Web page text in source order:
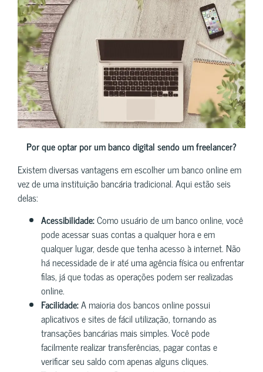
Por que optar por um banco digital sendo um freelancer?
Existem diversas vantagens em escolher um banco online em
vez de uma instituição bancária tradicional. Aqui estão seis
delas:
Acessibilidade:Como usuário de um banco online, você
pode acessar suas contas a qualquer hora e em
qualquer lugar, desde que tenha acesso à internet. Não
há necessidade de ir até uma agência física ou enfrentar
filas, já que todas as operações podem ser realizadas
online.
Facilidade:A maioria dos bancos online possui
aplicativos e sites de fácil utilização, tornando as
transações bancárias mais simples. Você pode
facilmente realizar transferências, pagar contas e
verificar seu saldo com apenas alguns cliques.